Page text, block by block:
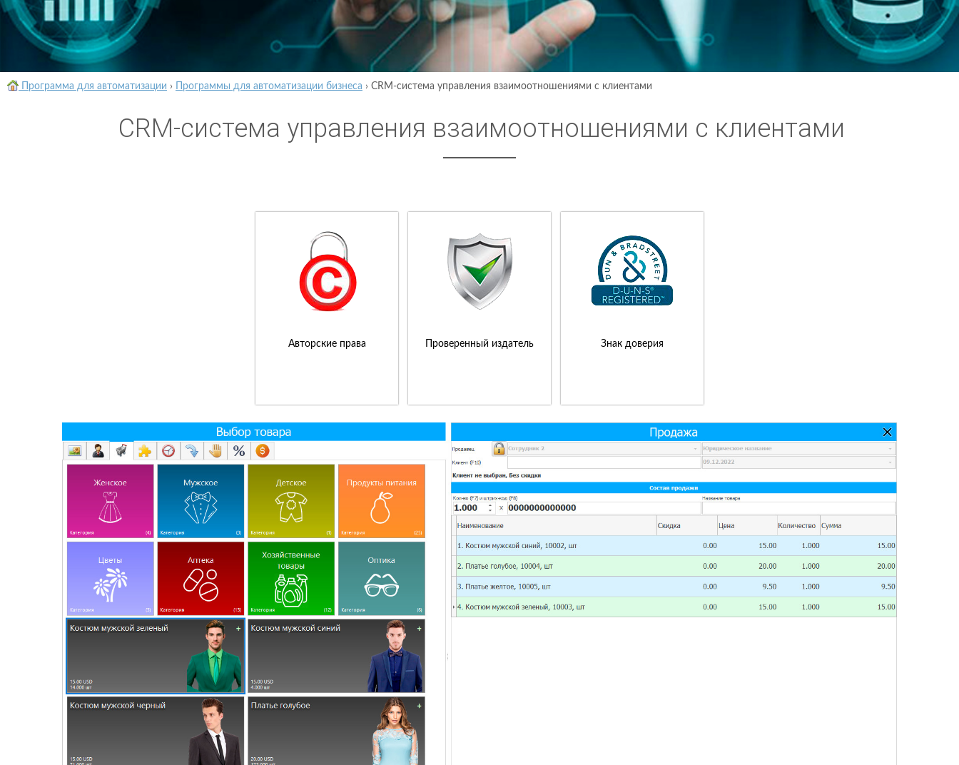
Программа для автоматизации › Программы для автоматизации бизнеса › CRM-система управления взаимоотношениями с клиентами
CRM-система управления взаимоотношениями с клиентами
Авторские права Проверенный издатель Знак доверия